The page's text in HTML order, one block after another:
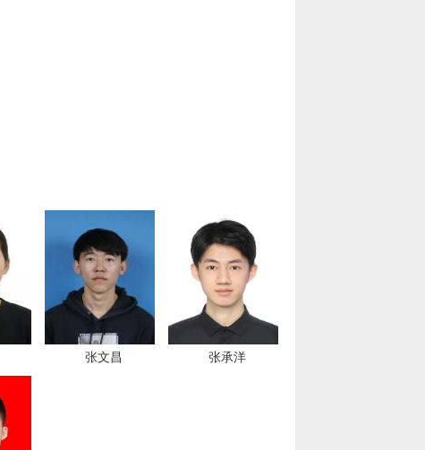
张文昌 张承洋